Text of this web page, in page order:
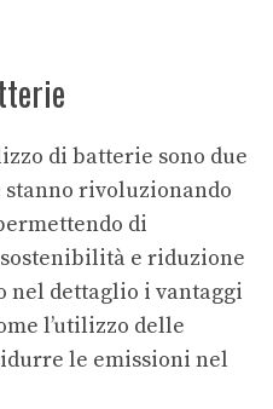
di batterie sono due
rivoluzionando
di
e riduzione
nel dettaglio i vantaggi
l’utilizzo delle
le emissioni nel